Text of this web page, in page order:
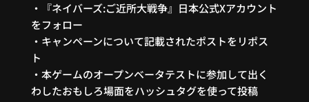
・『ネイバーズ:ご近所大戦争』日本公式Xアカウント
をフォロー
・キャンペーンについて記載されたポストをリポス
ト
・本ゲームのオープンベータテストに参加して出く
わしたおもしろ場面をハッシュタグを使って投稿